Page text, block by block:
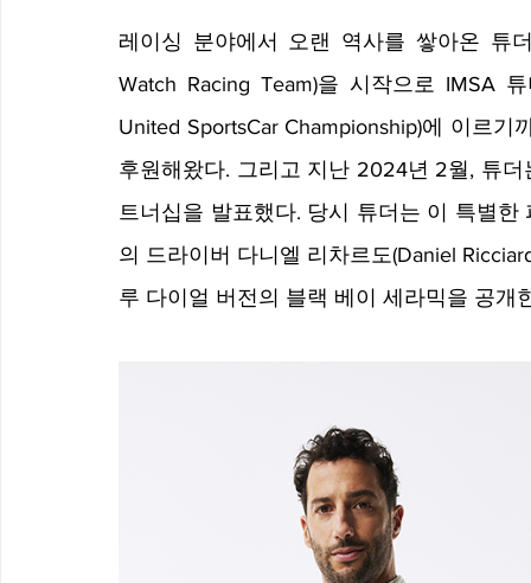
레이싱 분야에서 오랜 역사를 쌓아온 튜
Watch Racing Team)을 시작으로 IMSA
United SportsCar Championship)에 이르
후원해왔다. 그리고 지난 2024년 2월, 튜더
트너십을 발표했다. 당시 튜더는 이 특별한
의 드라이버 다니엘 리차르도(Daniel
루 다이얼 버전의 블랙 베이 세라믹을 공개